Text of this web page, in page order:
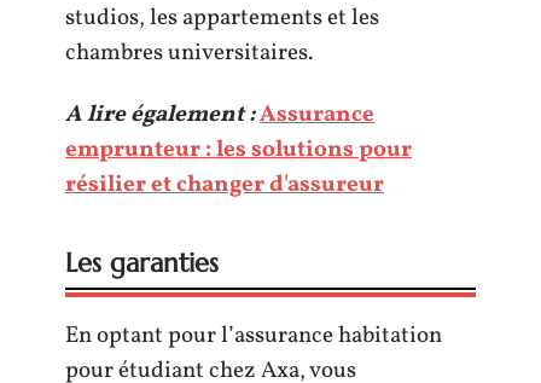
studios, les appartements et les
chambres universitaires.
A lire également :Assurance
emprunteur : les solutions pour
résilier et changer d'assureur
Les garanties
En optant pour l’assurance habitation
pour étudiant chez Axa, vous